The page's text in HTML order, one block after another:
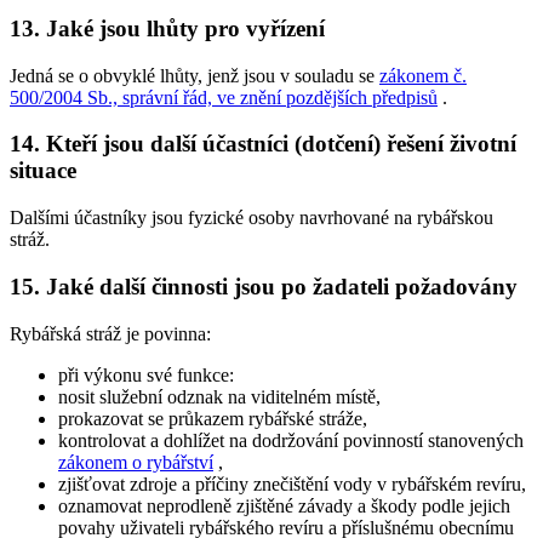
13. Jaké jsou lhůty pro vyřízení
Jedná se o obvyklé lhůty, jenž jsou v souladu se zákonem č.
500/2004 Sb., správní řád, ve znění pozdějších předpisů .
14. Kteří jsou další účastníci (dotčení) řešení životní
situace
Dalšími účastníky jsou fyzické osoby navrhované na rybářskou
stráž.
15. Jaké další činnosti jsou po žadateli požadovány
Rybářská stráž je povinna:
při výkonu své funkce:
nosit služební odznak na viditelném místě,
prokazovat se průkazem rybářské stráže,
kontrolovat a dohlížet na dodržování povinností stanovených
zákonem o rybářství,
zjišťovat zdroje a příčiny znečištění vody v rybářském revíru,
oznamovat neprodleně zjištěné závady a škody podle jejich
povahy uživateli rybářského revíru a příslušnému obecnímu